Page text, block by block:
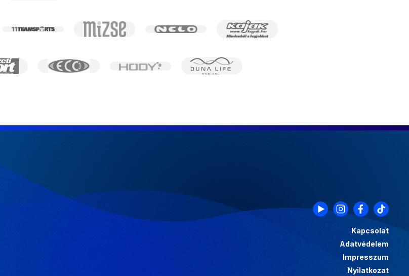
Kapcsolat
Adatvédelem
Impresszum
Nyilatkozat